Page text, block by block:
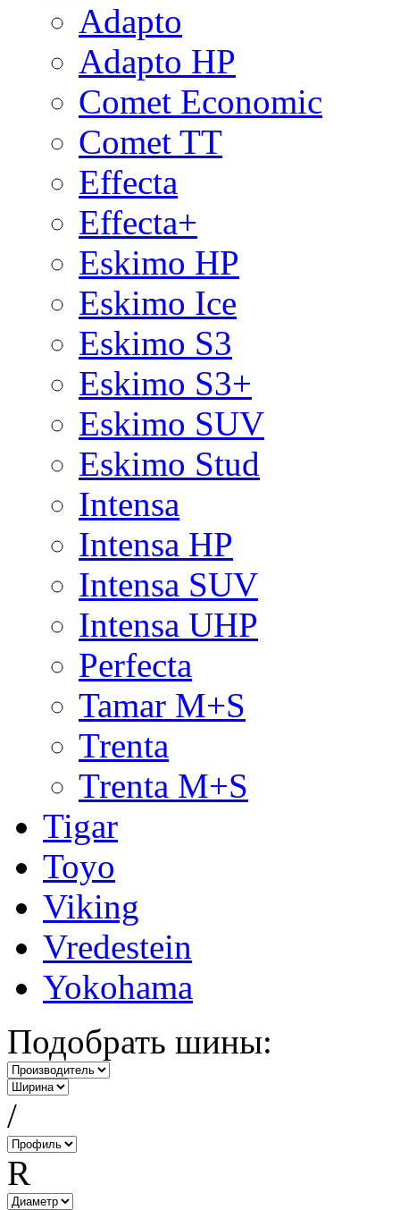
Adapto
Adapto HP
Comet Economic
Comet TT
Effecta
Effecta+
Eskimo HP
Eskimo Ice
Eskimo S3
Eskimo S3+
Eskimo SUV
Eskimo Stud
Intensa
Intensa HP
Intensa SUV
Intensa UHP
Perfecta
Tamar M+S
Trenta
Trenta M+S
Tigar
Toyo
Viking
Vredestein
Yokohama
Подобрать шины:
/
R